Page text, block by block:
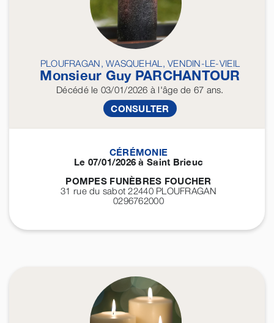
PLOUFRAGAN, WASQUEHAL, VENDIN-LE-VIEIL
Monsieur Guy PARCHANTOUR
Décédéle 03/01/2026 à l'âge de 67 ans.
CONSULTER
CÉRÉMONIE
Le 07/01/2026 à Saint Brieuc
POMPES FUNÈBRES FOUCHER
31 rue du sabot 22440 PLOUFRAGAN
0296762000